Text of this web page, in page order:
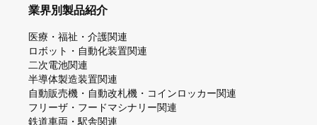
業界別製品紹介
医療・福祉・介護関連
ロボット・自動化装置関連
二次電池関連
半導体製造装置関連
自動販売機・自動改札機・コインロッカー関連
フリーザ・フードマシナリー関連
鉄道車両・駅舎関連